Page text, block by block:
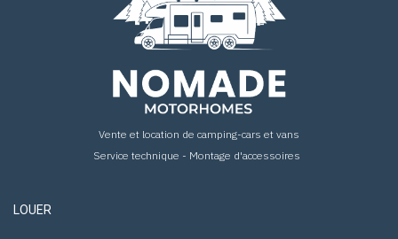
Vente et location de camping-cars et vans
Service technique - Montage d'accessoires
LOUER